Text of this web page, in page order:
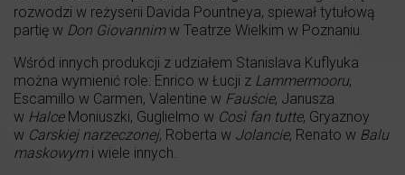
rozwodzi w reżyserii Davida Pountneya, spiewał tytułową
partię w Don Giovannimw Teatrze Wielkim w Poznaniu.
Wśród innych produkcji z udziałem Stanislava Kuflyuka
można wymienić role: Enrico w Łucji z Lammermooru,
Escamillo w Carmen, Valentine w Fauście, Janusza
w HalceMoniuszki, Guglielmo w Così fan tutte, Gryaznoy
w Carskiej narzeczonej, Roberta w Jolancie, Renato w Balu
maskowymi wiele innych.